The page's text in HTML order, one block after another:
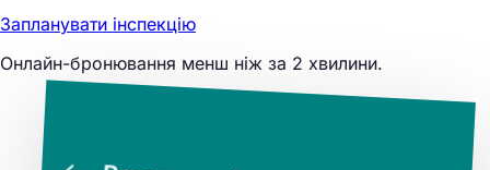
Запланувати інспекцію
Онлайн-бронювання менш ніж за 2 хвилини.